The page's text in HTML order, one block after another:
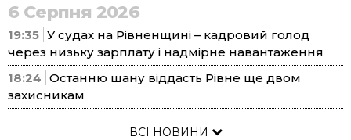
6 Серпня 2026
19:35 У судах на Рівненщині – кадровий голод
через низьку зарплату і надмірне навантаження
18:24 Останню шану віддасть Рівне ще двом
захисникам
ВСІ НОВИНИ